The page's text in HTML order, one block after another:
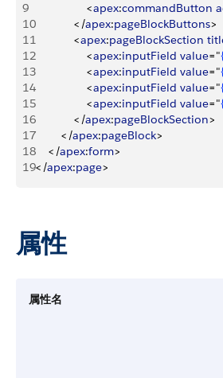
9
<apex:commandButton
10
< /apex:pageBlockButtons>
11
<apex:pageBlockSection
12
<apex:inputField value="
13
<apex:inputField value="
14
<apex:inputField value="
15
<apex:inputField value="
16
< /apex:pageBlockSection>
17
< /apex:pageBlock>
18
< /apex:form>
19< /apex:page>
属性
属性名